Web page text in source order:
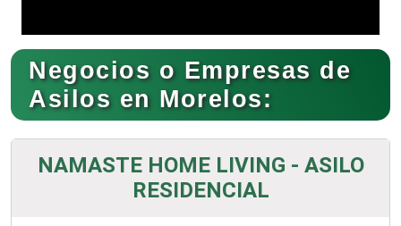
Negocios o Empresas de
Asilos en Morelos:
NAMASTE HOME LIVING - ASILO
RESIDENCIAL